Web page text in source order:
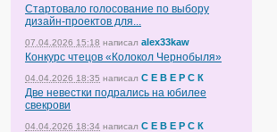
Стартовало голосование по выбору
дизайн-проектов для...
07.04.2026 15:18 написал alex33kaw
Конкурс чтецов «Колокол Чернобыля»
04.04.2026 18:35 написал С Е В Е Р С К
Две невестки подрались на юбилее
свекрови
04.04.2026 18:34 написал С Е В Е Р С К